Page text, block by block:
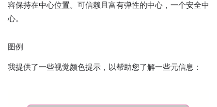
容保持在中心位置。可信赖且富有弹性的中心，一个安全中
心。
图例
我提供了一些视觉颜色提示，以帮助您了解一些元信息：